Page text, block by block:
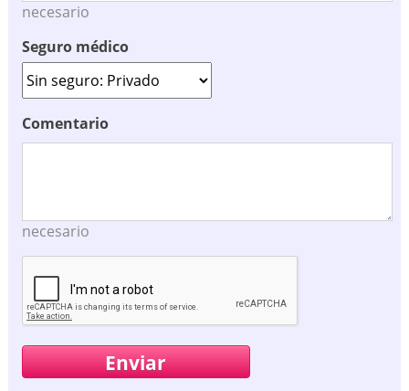
necesario
Seguro médico
Comentario
necesario